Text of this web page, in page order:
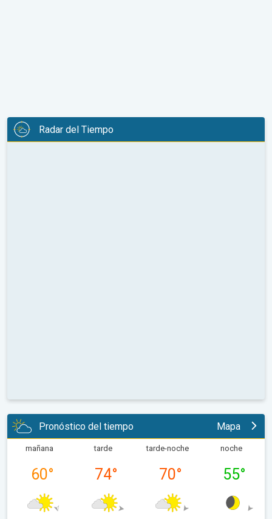
Radar del Tiempo
Pronóstico del tiempo Mapa
mañana
60°
tarde
74°
tarde-noche
70°
noche
55°